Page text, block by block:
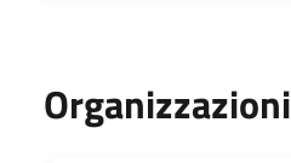
Organizzazioni